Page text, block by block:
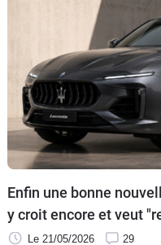
Enfin une bonne
y croit encore et veut
Le 21/05/2026 29